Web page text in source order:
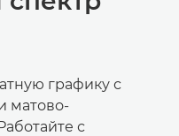
графику с
матово-
с